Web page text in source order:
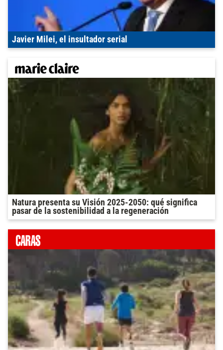
Javier Milei, el insultador serial
Natura presenta su Visión 2025-2050: qué significa
pasar de la sostenibilidad a la regeneración